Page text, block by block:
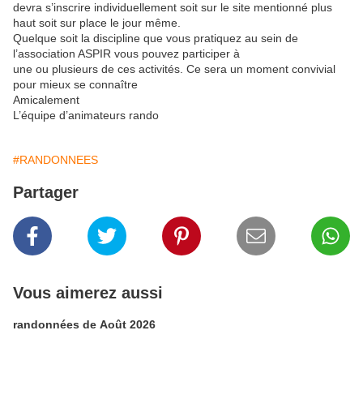
devra s’inscrire individuellement soit sur le site mentionné plus
haut soit sur place le jour même.
Quelque soit la discipline que vous pratiquez au sein de
l’association ASPIR vous pouvez participer à
une ou plusieurs de ces activités. Ce sera un moment convivial
pour mieux se connaître
Amicalement
L’équipe d’animateurs rando
#RANDONNEES
Partager
Vous aimerez aussi
randonnées de Août 2026